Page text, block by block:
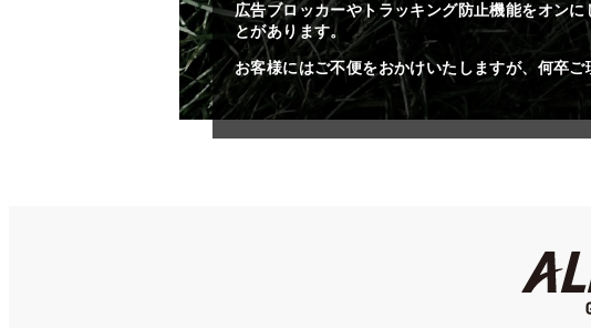
広告ブロッカーやトラッキング防止機能をオン
とがあります。
お客様にはご不便をおかけいたしますが、何卒